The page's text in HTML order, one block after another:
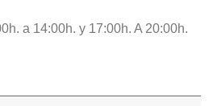
a 14:00h. y 17:00h. A 20:00h.